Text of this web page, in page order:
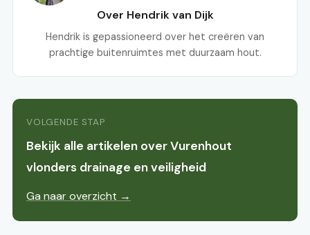
Over Hendrik van Dijk
Hendrik is gepassioneerd over het creëren van
prachtige buitenruimtes met duurzaam hout.
VOLGENDE STAP
Bekijk alle artikelen over Vurenhout
vlonders drainage en veiligheid
Ga naar overzicht →